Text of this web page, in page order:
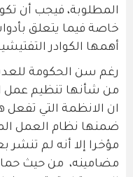
المطلوبة، فيجب أن
خاصة فيما يتعلق
أهمها الكوادر
رغم سن الحكومة
من شأنها تنظيم عمل
ان الانظمة التي تفعل
ضمنها نظام العمل
مؤخرا إلا أنه لم تنشر
مضامينه، من حيث